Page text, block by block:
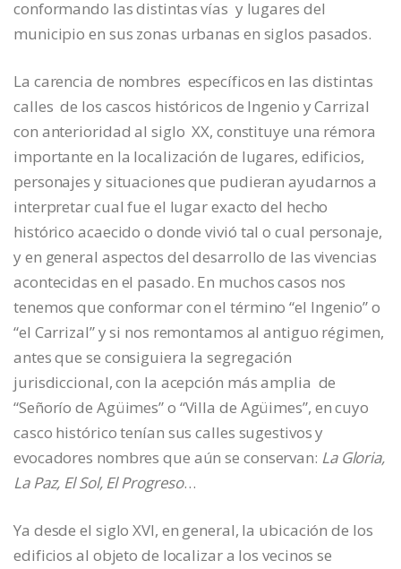
conformando las distintas vías y lugares del
municipio en sus zonas urbanas en siglos pasados.
La carencia de nombres específicos en las distintas
calles de los cascos históricos de Ingenio y Carrizal
con anterioridad al siglo XX, constituye una rémora
importante en la localización de lugares, edificios,
personajes y situaciones que pudieran ayudarnos a
interpretar cual fue el lugar exacto del hecho
histórico acaecido o donde vivió tal o cual personaje,
y en general aspectos del desarrollo de las vivencias
acontecidas en el pasado. En muchos casos nos
tenemos que conformar con el término “el Ingenio” o
“el Carrizal” y si nos remontamos al antiguo régimen,
antes que se consiguiera la segregación
jurisdiccional, con la acepción más amplia de
“Señorío de Agüimes” o “Villa de Agüimes”, en cuyo
casco histórico tenían sus calles sugestivos y
evocadores nombres que aún se conservan: La Gloria,
La Paz, El Sol, El Progreso…
Ya desde el siglo XVI, en general, la ubicación de los
edificios al objeto de localizar a los vecinos se